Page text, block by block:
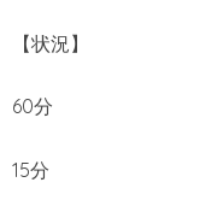
【状況】
60分
15分